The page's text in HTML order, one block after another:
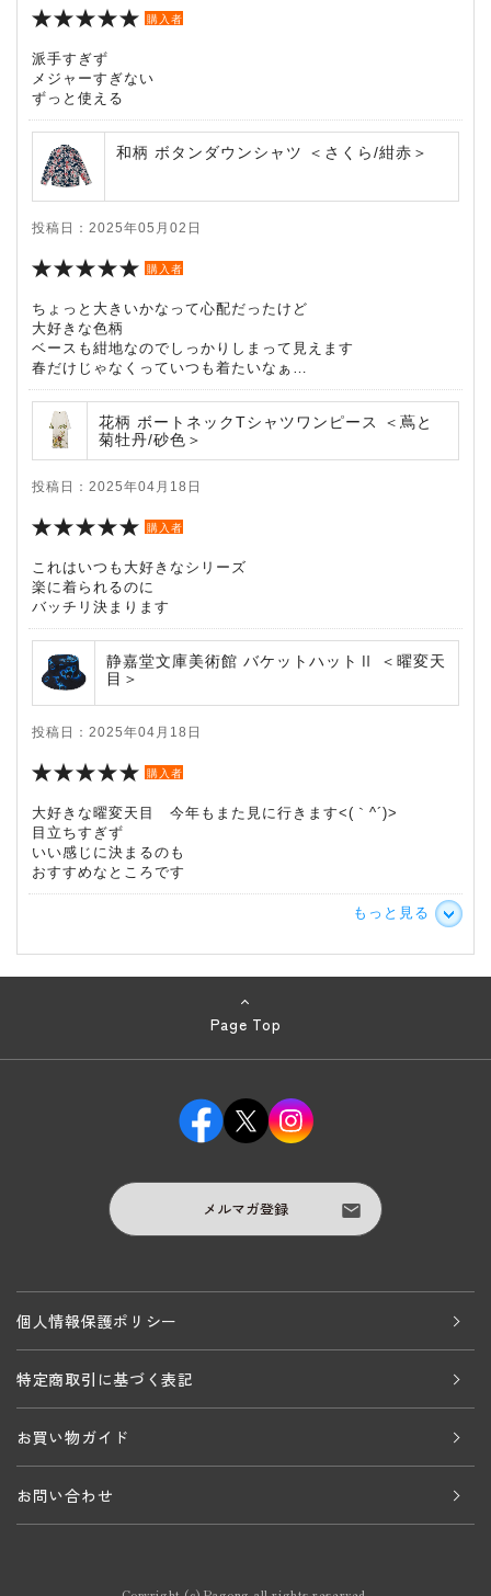
購入者
派手すぎず
メジャーすぎない
ずっと使える
和柄 ボタンダウンシャツ ＜さくら/紺赤＞
投稿日：2025年05月02日
購入者
ちょっと大きいかなって心配だったけど
大好きな色柄
ベースも紺地なのでしっかりしまって見えます
春だけじゃなくっていつも着たいなぁ…
花柄 ボートネックTシャツワンピース ＜蔦と
菊牡丹/砂色＞
投稿日：2025年04月18日
購入者
これはいつも大好きなシリーズ
楽に着られるのに
バッチリ決まります
静嘉堂文庫美術館 バケットハットⅡ ＜曜変天
目＞
投稿日：2025年04月18日
購入者
大好きな曜変天目 今年もまた見に行きます<(｀^´)>
目立ちすぎず
いい感じに決まるのも
おすすめなところです
もっと見る
Page Top
メルマガ登録
個人情報保護ポリシー
特定商取引に基づく表記
お買い物ガイド
お問い合わせ